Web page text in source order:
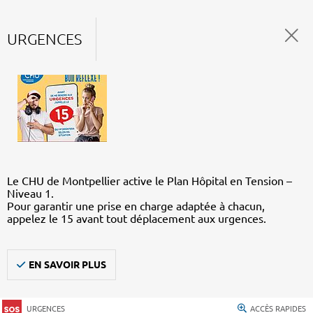
URGENCES
Le CHU de Montpellier active le Plan Hôpital en Tension –
Niveau 1.
Pour garantir une prise en charge adaptée à chacun,
appelez le 15 avant tout déplacement aux urgences.
EN SAVOIR PLUS
URGENCES ACCÈS RAPIDES